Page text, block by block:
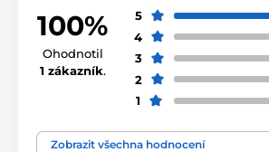
100%
Ohodnotil
1 zákazník.
5
4
3
2
1
Zobrazit všechna hodnocení